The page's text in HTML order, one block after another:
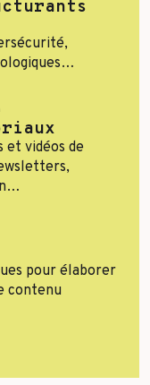
et vidéos de
pour élaborer
contenu